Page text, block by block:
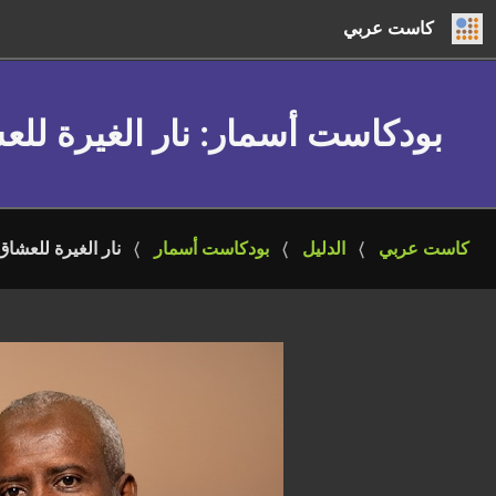
كاست عربي
بودكاست أسمار : نار الغيرة
كاست عربي الدليل بودكاست أسمار نار الغيرة